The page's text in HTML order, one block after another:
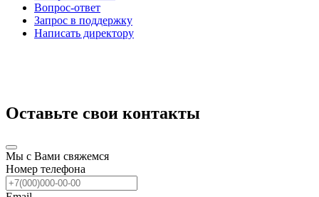
Вопрос-ответ
Запрос в поддержку
Написать директору
Оставьте свои контакты
Мы с Вами свяжемся
Номер телефона